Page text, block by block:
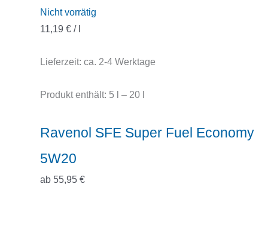
Nicht vorrätig
11,19 €/
Lieferzeit: ca. 2-4 Werktage
Produkt enthält: 5 – 20
Ravenol SFE Super Fuel Economy
5W20
ab 55,95 €